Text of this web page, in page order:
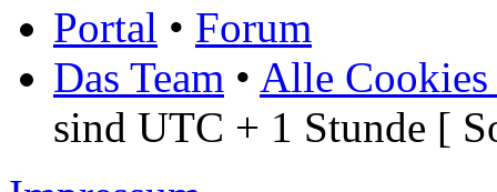
Portal • Forum
Das Team • Alle Cookies
sind UTC + 1 Stunde [